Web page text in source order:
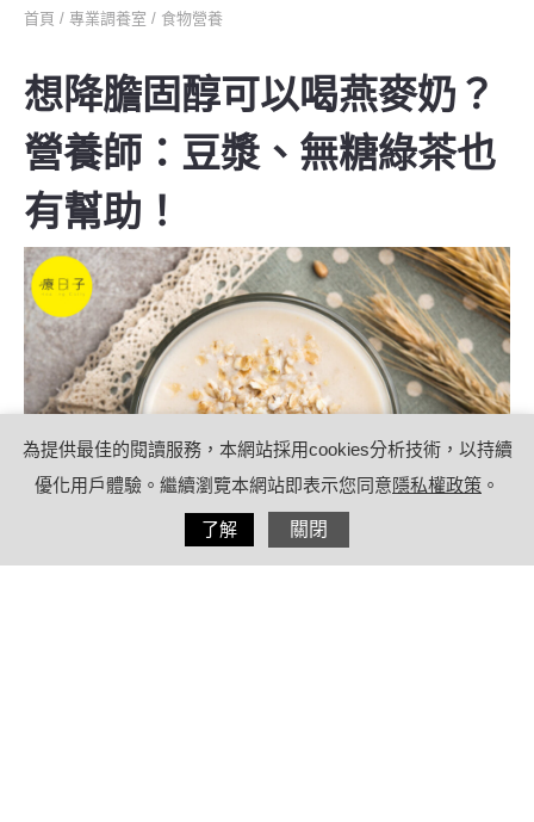
首頁 / 專業調養室 / 食物營養
想降膽固醇可以喝燕麥奶？
營養師：豆漿、無糖綠茶也
有幫助！
為提供最佳的閱讀服務，本網站採用cookies分析技術，以持續
優化用戶體驗。繼續瀏覽本網站即表示您同意隱私權政策 。
了解 關閉